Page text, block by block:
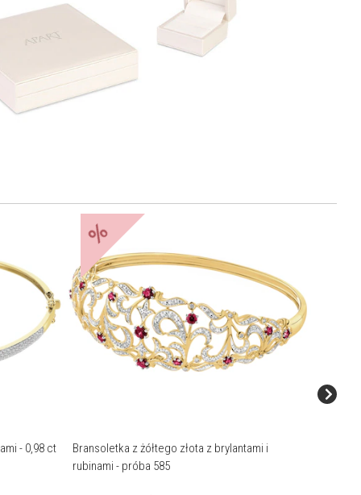
- 0,98 ct
%
Bransoletka z żółtego złota z brylantami i
rubinami - próba 585